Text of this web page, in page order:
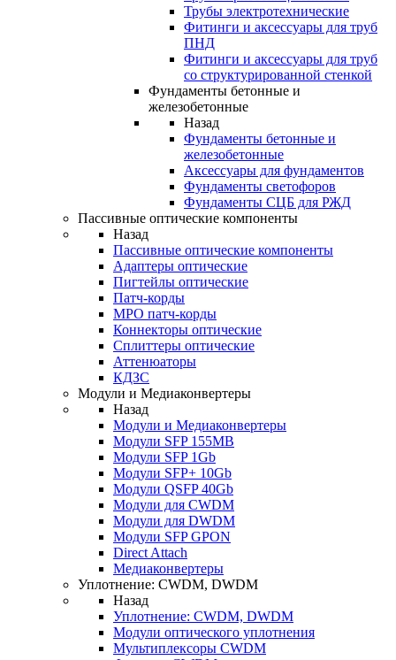
Трубы электротехнические
Фитинги и аксессуары для труб
ПНД
Фитинги и аксессуары для труб
со структурированной стенкой
Фундаменты бетонные и
железобетонные
Назад
Фундаменты бетонные и
железобетонные
Аксессуары для фундаментов
Фундаменты светофоров
Фундаменты СЦБ для РЖД
Пассивные оптические компоненты
Назад
Пассивные оптические компоненты
Адаптеры оптические
Пигтейлы оптические
Патч-корды
MPO патч-корды
Коннекторы оптические
Сплиттеры оптические
Аттенюаторы
КДЗС
Модули и Медиаконвертеры
Назад
Модули и Медиаконвертеры
Модули SFP 155MB
Модули SFP 1Gb
Модули SFP+ 10Gb
Модули QSFP 40Gb
Модули для CWDM
Модули для DWDM
Модули SFP GPON
Direct Attach
Медиаконвертеры
Уплотнение: CWDM, DWDM
Назад
Уплотнение: CWDM, DWDM
Модули оптического уплотнения
Мультиплексоры CWDM